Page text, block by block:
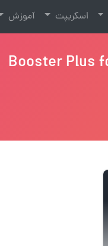
اسکریپت آموزش